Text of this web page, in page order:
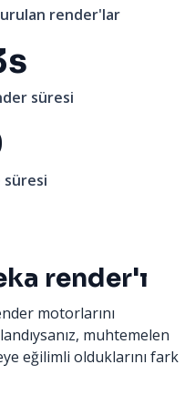
render'lar
süresi
süresi
render'ı
motorlarını
muhtemelen
eğilimli olduklarını fark